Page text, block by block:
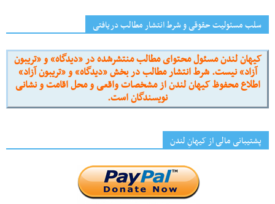
سلب مسئولیت حقوقی و شرط انتشار مطالب دریافتی
کیهان لندن مسئول محتوای مطالب منتشرشده در «دیدگاه» و «تریبون
آزاد» نیست. شرط انتشار مطالب در بخش «دیدگاه» و «تریبون آزاد»
اطلاع محفوظ کیهان لندن از مشخصات واقعی و محل اقامت و نشانی
نویسندگان است.
پشتیبانی مالی از کیهانِ لندن